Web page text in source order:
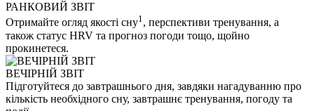
РАНКОВИЙ ЗВІТ
Отримайте огляд якості сну1, перспективи тренування, а
також статус HRV та прогноз погоди тощо, щойно
прокинетеся.
ВЕЧІРНІЙ ЗВІТ
Підготуйтеся до завтрашнього дня, завдяки нагадуванню про
кількість необхідного сну, завтрашнє тренування, погоду та